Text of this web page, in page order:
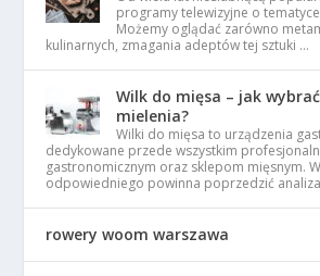
programy telewizyjne o
Możemy oglądać zarówno
kulinarnych, zmagania adeptów tej sztuki …
Wilk do mięsa – jak
mielenia?
Wilki do mięsa to urządzenia
dedykowane przede wszystkim
gastronomicznym oraz sklepom mięsnym.
odpowiedniego powinna poprzedzić
rowery woom warszawa